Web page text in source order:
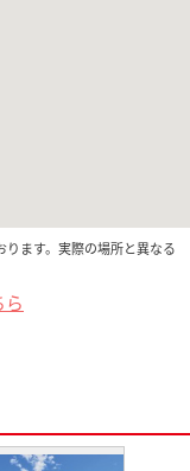
ます。実際の場所と異なる